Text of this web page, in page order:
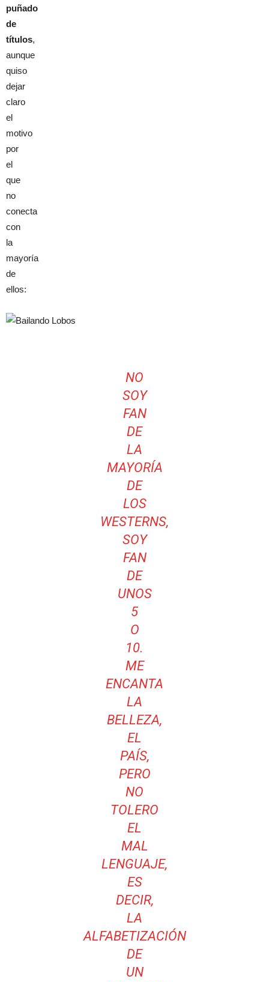
puñado
de
títulos,
aunque
quiso
dejar
claro
el
motivo
por
el
que
no
conecta
con
la
mayoría
de
ellos:
NO
SOY
FAN
DE
LA
MAYORÍA
DE
LOS
WESTERNS,
SOY
FAN
DE
UNOS
5
O
10.
ME
ENCANTA
LA
BELLEZA,
EL
PAÍS,
PERO
NO
TOLERO
EL
MAL
LENGUAJE,
ES
DECIR,
LA
ALFABETIZACIÓN
DE
UN